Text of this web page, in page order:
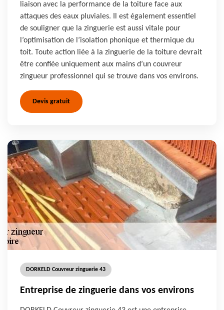
liaison avec la performance de la toiture face aux
attaques des eaux pluviales. Il est également essentiel
de souligner que la zinguerie est aussi vitale pour
l’optimisation de l’isolation phonique et thermique du
toit. Toute action liée à la zinguerie de la toiture devrait
être confiée uniquement aux mains d’un couvreur
zingueur professionnel qui se trouve dans vos environs.
Devis gratuit
DORKELD Couvreur zinguerie 43
Entreprise de zinguerie dans vos environs